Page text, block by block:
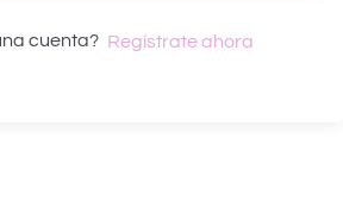
cuenta? Regístrate ahora